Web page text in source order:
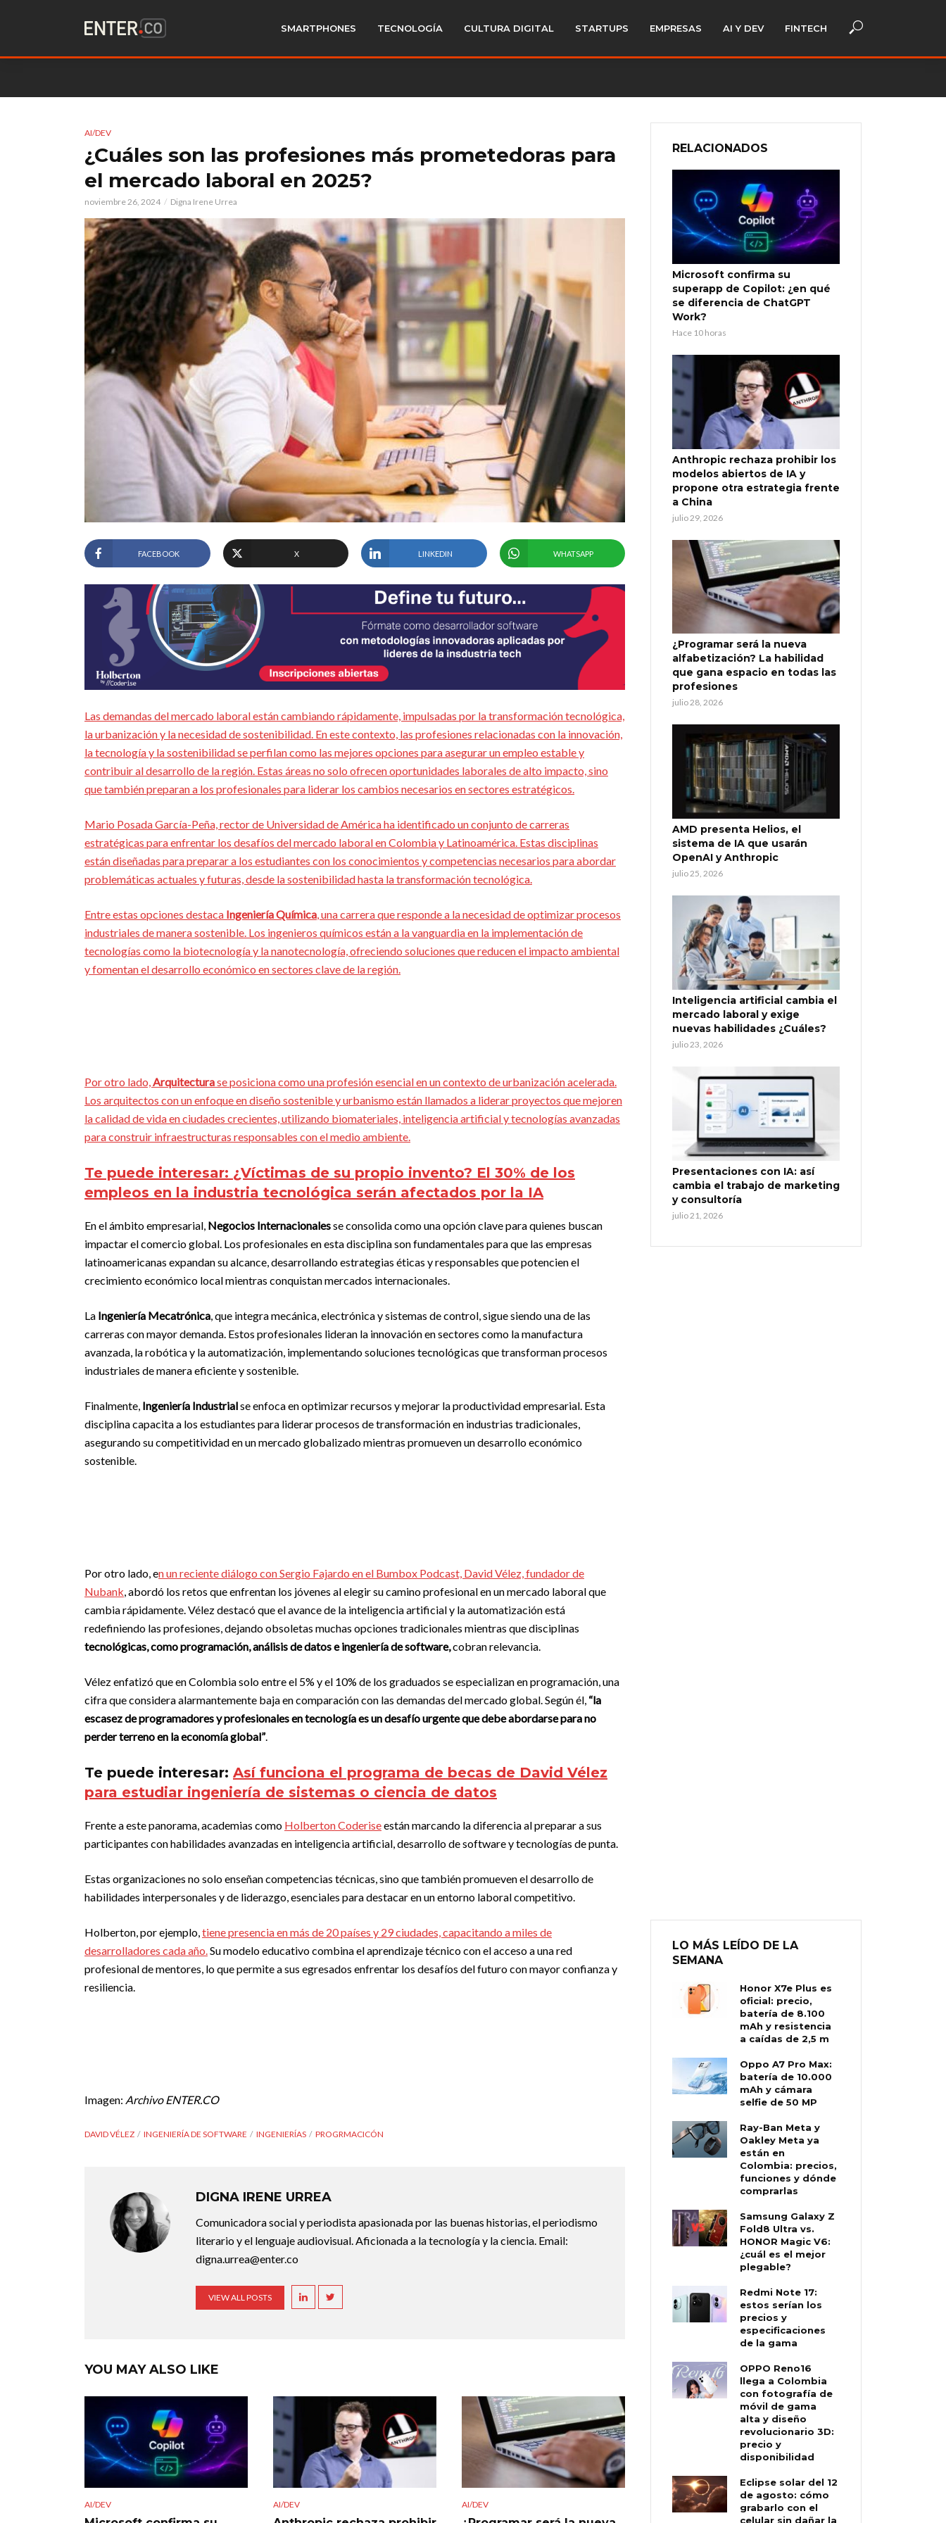
SMARTPHONES TECNOLOGÍA CULTURA DIGITAL STARTUPS EMPRESAS AI Y DEV FINTECH
AI/DEV
¿Cuáles son las profesiones más prometedoras para
el mercado laboral en 2025?
noviembre 26, 2024 Digna Irene Urrea
FACEBOOK X LINKEDIN WHATSAPP
Las demandas del mercado laboral están cambiando rápidamente, impulsadas por la transformación tecnológica,
la urbanización y la necesidad de sostenibilidad. En este contexto, las profesiones relacionadas con la innovación,
la tecnología y la sostenibilidad se perfilan como las mejores opciones para asegurar un empleo estable y
contribuir al desarrollo de la región. Estas áreas no solo ofrecen oportunidades laborales de alto impacto, sino
que también preparan a los profesionales para liderar los cambios necesarios en sectores estratégicos.
Mario Posada García-Peña, rector de Universidad de América ha identificado un conjunto de carreras
estratégicas para enfrentar los desafíos del mercado laboral en Colombia y Latinoamérica. Estas disciplinas
están diseñadas para preparar a los estudiantes con los conocimientos y competencias necesarios para abordar
problemáticas actuales y futuras, desde la sostenibilidad hasta la transformación tecnológica.
Entre estas opciones destaca Ingeniería Química, una carrera que responde a la necesidad de optimizar procesos
industriales de manera sostenible. Los ingenieros químicos están a la vanguardia en la implementación de
tecnologías como la biotecnología y la nanotecnología, ofreciendo soluciones que reducen el impacto ambiental
y fomentan el desarrollo económico en sectores clave de la región.
Por otro lado,Arquitecturase posiciona como una profesión esencial en un contexto de urbanización acelerada.
Los arquitectos con un enfoque en diseño sostenible y urbanismo están llamados a liderar proyectos que mejoren
la calidad de vida en ciudades crecientes, utilizando biomateriales, inteligencia artificial y tecnologías avanzadas
para construir infraestructuras responsables con el medio ambiente.
Te puede interesar: ¿Víctimas de su propio invento? El 30% de los
empleos en la industria tecnológica serán afectados por la IA
En el ámbito empresarial, Negocios Internacionalesse consolida como una opción clave para quienes buscan
impactar el comercio global. Los profesionales en esta disciplina son fundamentales para que las empresas
latinoamericanas expandan su alcance, desarrollando estrategias éticas y responsables que potencien el
crecimiento económico local mientras conquistan mercados internacionales.
La Ingeniería Mecatrónica, que integra mecánica, electrónica y sistemas de control, sigue siendo una de las
carreras con mayor demanda. Estos profesionales lideran la innovación en sectores como la manufactura
avanzada, la robótica y la automatización, implementando soluciones tecnológicas que transforman procesos
industriales de manera eficiente y sostenible.
Finalmente, Ingeniería Industrialse enfoca en optimizar recursos y mejorar la productividad empresarial. Esta
disciplina capacita a los estudiantes para liderar procesos de transformación en industrias tradicionales,
asegurando su competitividad en un mercado globalizado mientras promueven un desarrollo económico
sostenible.
Por otro lado, en un reciente diálogo con Sergio Fajardo en el Bumbox Podcast, David Vélez, fundador de
Nubank, abordó los retos que enfrentan los jóvenes al elegir su camino profesional en un mercado laboral que
cambia rápidamente. Vélez destacó que el avance de la inteligencia artificial y la automatización está
redefiniendo las profesiones, dejando obsoletas muchas opciones tradicionales mientras que disciplinas
tecnológicas, como programación, análisis de datos e ingeniería de software,cobran relevancia.
Vélez enfatizó que en Colombia solo entre el 5% y el 10% de los graduados se especializan en programación, una
cifra que considera alarmantemente baja en comparación con las demandas del mercado global. Según él, “la
escasez de programadores y profesionales en tecnología es un desafío urgente que debe abordarse para no
perder terreno en la economía global”.
Te puede interesar: Así funciona el programa de becas de David Vélez
para estudiar ingeniería de sistemas o ciencia de datos
Frente a este panorama, academias como Holberton Coderiseestán marcando la diferencia al preparar a sus
participantes con habilidades avanzadas en inteligencia artificial, desarrollo de software y tecnologías de punta.
Estas organizaciones no solo enseñan competencias técnicas, sino que también promueven el desarrollo de
habilidades interpersonales y de liderazgo, esenciales para destacar en un entorno laboral competitivo.
Holberton, por ejemplo,tiene presencia en más de 20 países y 29 ciudades, capacitando a miles de
desarrolladores cada año.Su modelo educativo combina el aprendizaje técnico con el acceso a una red
profesional de mentores, lo que permite a sus egresados enfrentar los desafíos del futuro con mayor confianza y
resiliencia.
Imagen: Archivo ENTER.CO
DAVID VÉLEZ INGENIERÍA DE SOFTWARE INGENIERÍAS PROGRMACICÓN
DIGNA IRENE URREA
Comunicadora social y periodista apasionada por las buenas historias, el periodismo
literario y el lenguaje audiovisual. Aficionada a la tecnología y la ciencia. Email:
digna.urrea@enter.co
VIEW ALL POSTS
YOU MAY ALSO LIKE
AI/DEV AI/DEV AI/DEV
RELACIONADOS
Microsoft confirma su
superapp de Copilot: ¿en qué
se diferencia de ChatGPT
Work?
Hace 10 horas
Anthropic rechaza prohibir los
modelos abiertos de IA y
propone otra estrategia frente
a China
julio 29, 2026
¿Programar será la nueva
alfabetización? La habilidad
que gana espacio en todas las
profesiones
julio 28, 2026
AMD presenta Helios, el
sistema de IA que usarán
OpenAI y Anthropic
julio 25, 2026
Inteligencia artificial cambia el
mercado laboral y exige
nuevas habilidades ¿Cuáles?
julio 23, 2026
Presentaciones con IA: así
cambia el trabajo de marketing
y consultoría
julio 21, 2026
LO MÁS LEÍDO DE LA
SEMANA
Honor X7e Plus es
oficial: precio,
batería de 8.100
mAh y resistencia
a caídas de 2,5 m
Oppo A7 Pro Max:
batería de 10.000
mAh y cámara
selfie de 50 MP
Ray-Ban Meta y
Oakley Meta ya
están en
Colombia: precios,
funciones y dónde
comprarlas
Samsung Galaxy Z
Fold8 Ultra vs.
HONOR Magic V6:
¿cuál es el mejor
plegable?
Redmi Note 17:
estos serían los
precios y
especificaciones
de la gama
OPPO Reno16
llega a Colombia
con fotografía de
móvil de gama
alta y diseño
revolucionario 3D:
precio y
disponibilidad
Eclipse solar del 12
de agosto: cómo
grabarlo con el
celular sin dañar la